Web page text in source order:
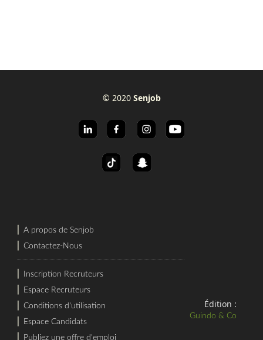
© 2020 Senjob
A propos de Senjob
Contactez-Nous
Inscription Recruteurs
Espace Recruteurs
Conditions d'utilisation
Espace Candidats
Publiez une offre d'emploi
Édition :
Guindo & Co